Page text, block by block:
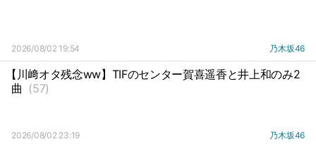
2026/08/02 19:54 乃木坂46
【川﨑オタ残念ww】TIFのセンター賀喜遥香と井上和のみ2
曲 (57)
2026/08/02 23:19 乃木坂46